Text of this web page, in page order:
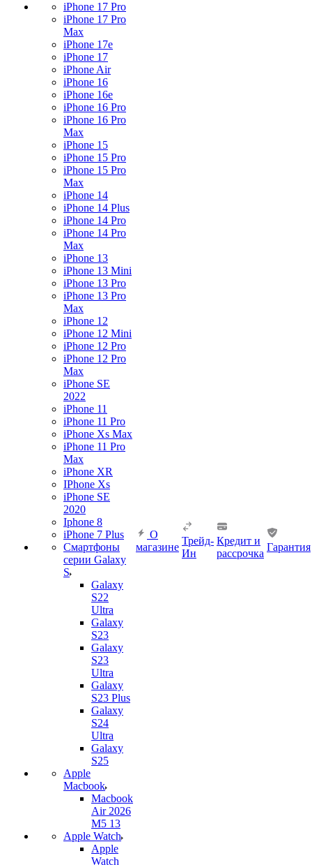
iPhone 17 Pro
iPhone 17 Pro
Max
iPhone 17e
iPhone 17
iPhone Air
iPhone 16
iPhone 16e
iPhone 16 Pro
iPhone 16 Pro
Max
iPhone 15
iPhone 15 Pro
iPhone 15 Pro
Max
iPhone 14
iPhone 14 Plus
iPhone 14 Pro
iPhone 14 Pro
Max
iPhone 13
iPhone 13 Mini
iPhone 13 Pro
iPhone 13 Pro
Max
iPhone 12
iPhone 12 Mini
iPhone 12 Pro
iPhone 12 Pro
Max
iPhone SE
2022
iPhone 11
iPhone 11 Pro
iPhone Xs Max
iPhone 11 Pro
Max
iPhone XR
IPhone Xs
iPhone SE
2020
Iphone 8
iPhone 7 Plus
Смартфоны
серии Galaxy
S
Galaxy
S22
Ultra
Galaxy
S23
Galaxy
S23
Ultra
Galaxy
S23 Plus
Galaxy
S24
Ultra
Galaxy
S25
Apple
Macbook
Macbook
Air 2026
M5 13
Apple Watch
Apple
Watch
О
магазине
Трейд-
Ин
Кредит и
рассрочка
Гарантия